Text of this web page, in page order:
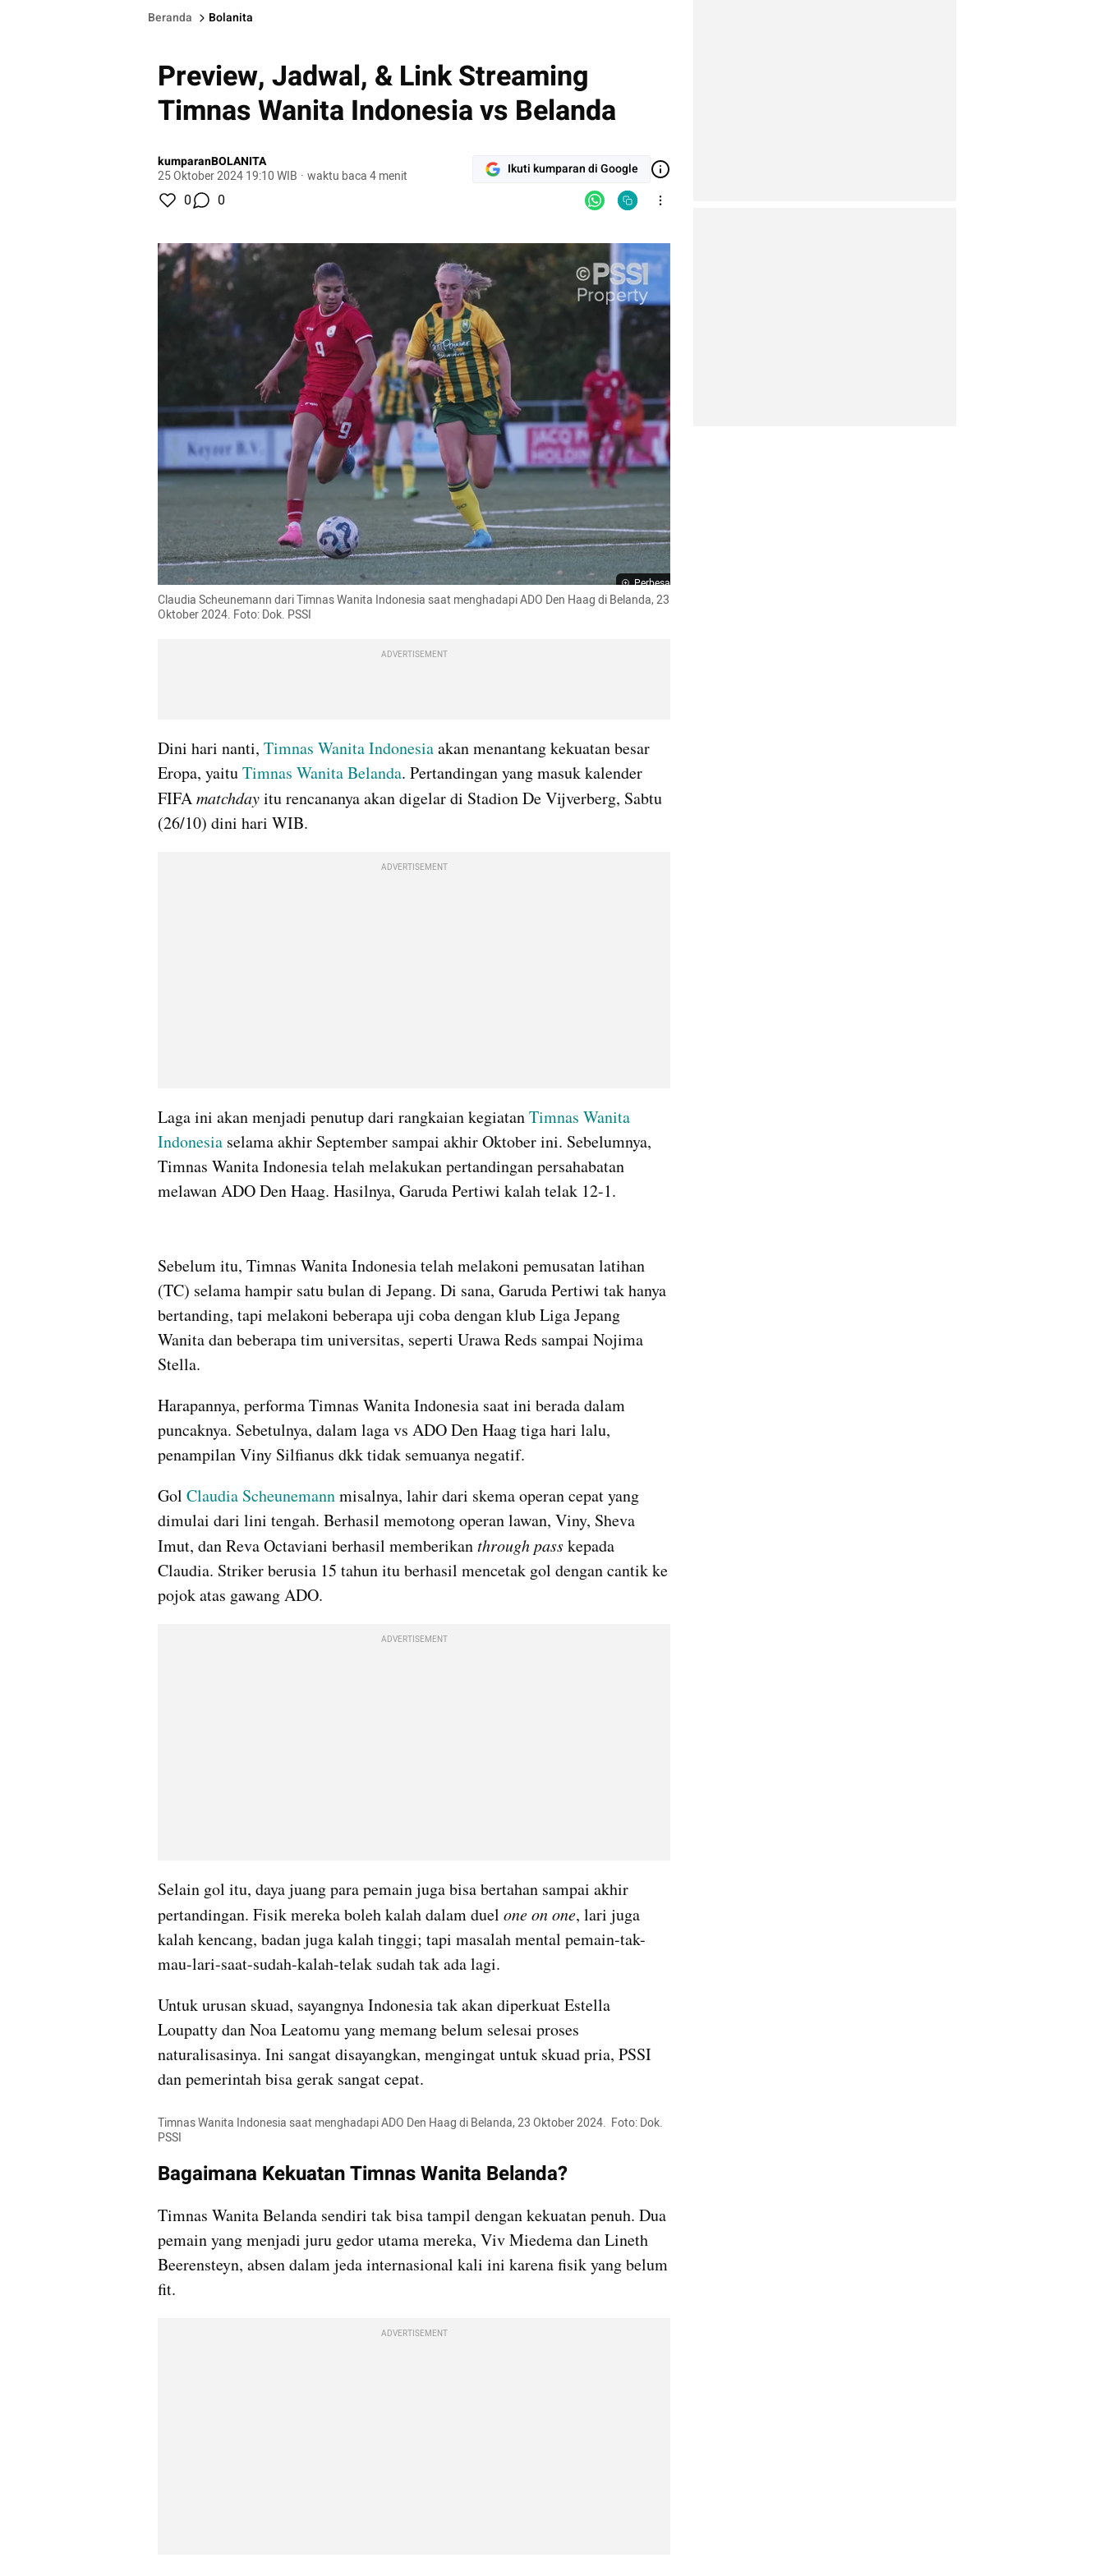
Beranda Bolanita
Preview, Jadwal, & Link Streaming
Timnas Wanita Indonesia vs Belanda
kumparanBOLANITA
25 Oktober 2024 19:10 WIB · waktu baca 4 menit Ikuti kumparan di Google
0 0
Perbesar
Claudia Scheunemann dari Timnas Wanita Indonesia saat menghadapi ADO Den Haag di Belanda, 23
Oktober 2024. Foto: Dok. PSSI
ADVERTISEMENT
Dini hari nanti, Timnas Wanita Indonesia akan menantang kekuatan besar
Eropa, yaitu Timnas Wanita Belanda. Pertandingan yang masuk kalender
FIFA matchday itu rencananya akan digelar di Stadion De Vijverberg, Sabtu
(26/10) dini hari WIB.
ADVERTISEMENT
Laga ini akan menjadi penutup dari rangkaian kegiatan Timnas Wanita
Indonesia selama akhir September sampai akhir Oktober ini. Sebelumnya,
Timnas Wanita Indonesia telah melakukan pertandingan persahabatan
melawan ADO Den Haag. Hasilnya, Garuda Pertiwi kalah telak 12-1.
Sebelum itu, Timnas Wanita Indonesia telah melakoni pemusatan latihan
(TC) selama hampir satu bulan di Jepang. Di sana, Garuda Pertiwi tak hanya
bertanding, tapi melakoni beberapa uji coba dengan klub Liga Jepang
Wanita dan beberapa tim universitas, seperti Urawa Reds sampai Nojima
Stella.
Harapannya, performa Timnas Wanita Indonesia saat ini berada dalam
puncaknya. Sebetulnya, dalam laga vs ADO Den Haag tiga hari lalu,
penampilan Viny Silfianus dkk tidak semuanya negatif.
Gol Claudia Scheunemann misalnya, lahir dari skema operan cepat yang
dimulai dari lini tengah. Berhasil memotong operan lawan, Viny, Sheva
Imut, dan Reva Octaviani berhasil memberikan through pass kepada
Claudia. Striker berusia 15 tahun itu berhasil mencetak gol dengan cantik ke
pojok atas gawang ADO.
ADVERTISEMENT
Selain gol itu, daya juang para pemain juga bisa bertahan sampai akhir
pertandingan. Fisik mereka boleh kalah dalam duel one on one, lari juga
kalah kencang, badan juga kalah tinggi; tapi masalah mental pemain-tak-
mau-lari-saat-sudah-kalah-telak sudah tak ada lagi.
Untuk urusan skuad, sayangnya Indonesia tak akan diperkuat Estella
Loupatty dan Noa Leatomu yang memang belum selesai proses
naturalisasinya. Ini sangat disayangkan, mengingat untuk skuad pria, PSSI
dan pemerintah bisa gerak sangat cepat.
Timnas Wanita Indonesia saat menghadapi ADO Den Haag di Belanda, 23 Oktober 2024.  Foto: Dok.
PSSI
Bagaimana Kekuatan Timnas Wanita Belanda?
Timnas Wanita Belanda sendiri tak bisa tampil dengan kekuatan penuh. Dua
pemain yang menjadi juru gedor utama mereka, Viv Miedema dan Lineth
Beerensteyn, absen dalam jeda internasional kali ini karena fisik yang belum
fit.
ADVERTISEMENT